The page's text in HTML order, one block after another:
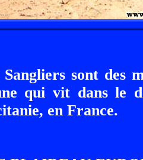
Sangliers sont des
qui vit dans le
en France.